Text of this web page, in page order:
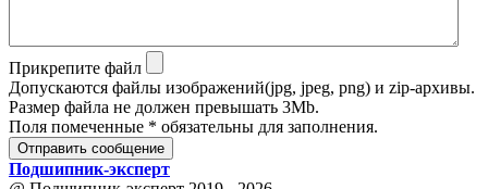
Прикрепите файл
Допускаются файлы изображений(jpg, jpeg, png) и zip-архивы.
Размер файла не должен превышать 3Mb.
Поля помеченные * обязательны для заполнения.
Отправить сообщение
Подшипник-эксперт